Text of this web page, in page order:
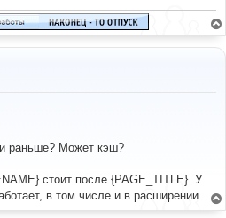
раньше? Может кэш?
стоит после {PAGE_TITLE}. У
в том числе и в расширении.